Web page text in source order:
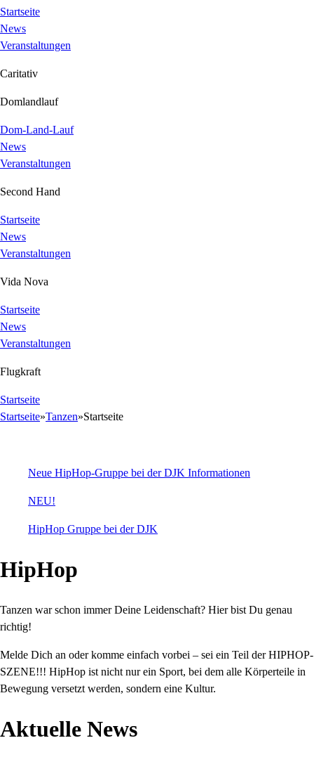
Startseite
News
Veranstaltungen
Caritativ
Domlandlauf
Dom-Land-Lauf
News
Veranstaltungen
Second Hand
Startseite
News
Veranstaltungen
Vida Nova
Startseite
News
Veranstaltungen
Flugkraft
Startseite
Startseite»Tanzen»Startseite
Neue HipHop-Gruppe bei der DJK Informationen
NEU!
HipHop Gruppe bei der DJK
HipHop
Tanzen war schon immer Deine Leidenschaft? Hier bist Du genau
richtig!
Melde Dich an oder komme einfach vorbei – sei ein Teil der HIPHOP-
SZENE!!! HipHop ist nicht nur ein Sport, bei dem alle Körperteile in
Bewegung versetzt werden, sondern eine Kultur.
Aktuelle News